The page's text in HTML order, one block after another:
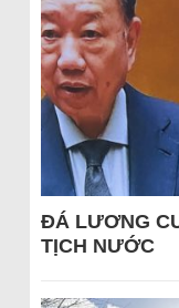
ĐÁ LƯƠNG
TỊCH NƯỚC